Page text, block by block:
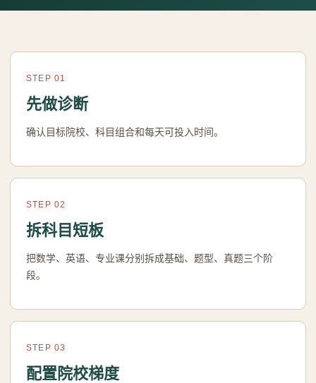
STEP 01
先做诊断
确认目标院校、科目组合和每天可投入时间。
STEP 02
拆科目短板
把数学、英语、专业课分别拆成基础、题型、真题三个阶
段。
STEP 03
配置院校梯度